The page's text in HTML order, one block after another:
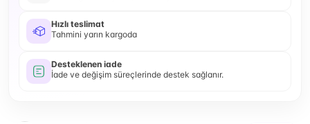
Hızlı teslimat
Tahmini yarın kargoda
Desteklenen iade
İade ve değişim süreçlerinde destek sağlanır.